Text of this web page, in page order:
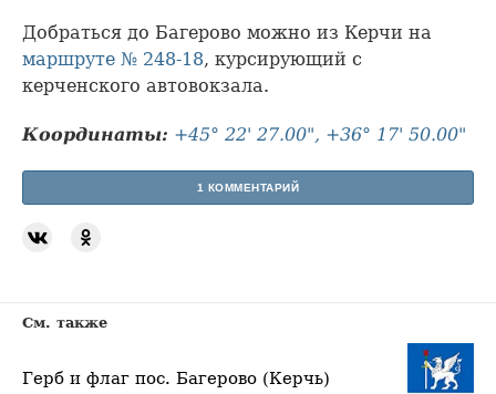
Добраться до Багерово можно из Керчи на
маршруте № 248-18, курсирующий с
керченского автовокзала.
Координаты: +45° 22' 27.00", +36° 17' 50.00"
1 КОММЕНТАРИЙ
См. также
Герб и флаг пос. Багерово (Керчь)